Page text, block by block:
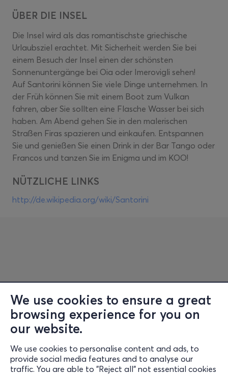
We use cookies to ensure a great
browsing experience for you on
our website.
We use cookies to personalise content and ads, to
provide social media features and to analyse our
traffic. You are able to "Reject all" not essential cookies
ÜBER DIE INSEL
Die Insel wird als das romantischste griechische
Urlaubsziel erachtet. Mit Sicherheit werden Sie bei
einem Besuch der Insel einen der schönsten
Sonnenuntergänge bei Oia oder Imerovigli sehen!
Auf Santorini können Sie viele Dinge unternehmen. In
der Früh können Sie mit einem Boot zum Vulkan
fahren, aber Sie sollten eine Flasche Wasser bei sich
haben. Am Abend gehen Sie in den malerischen
Straßen Firas spazieren und einkaufen. Entspannen
Sie und genießen Sie einen Drink in der Bar Tango oder
Francos und tanzen Sie im Enigma und im KOO!
NÜTZLICHE LINKS
http://de.wikipedia.org/wiki/Santorini
Information
Support
Stay Connected